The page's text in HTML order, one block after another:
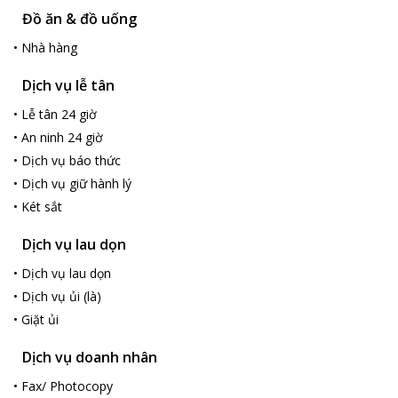
Đồ ăn & đồ uống
• Nhà hàng
Dịch vụ lễ tân
• Lễ tân 24 giờ
• An ninh 24 giờ
• Dịch vụ báo thức
• Dịch vụ giữ hành lý
• Két sắt
Dịch vụ lau dọn
• Dịch vụ lau dọn
• Dịch vụ ủi (là)
• Giặt ủi
Dịch vụ doanh nhân
• Fax/ Photocopy